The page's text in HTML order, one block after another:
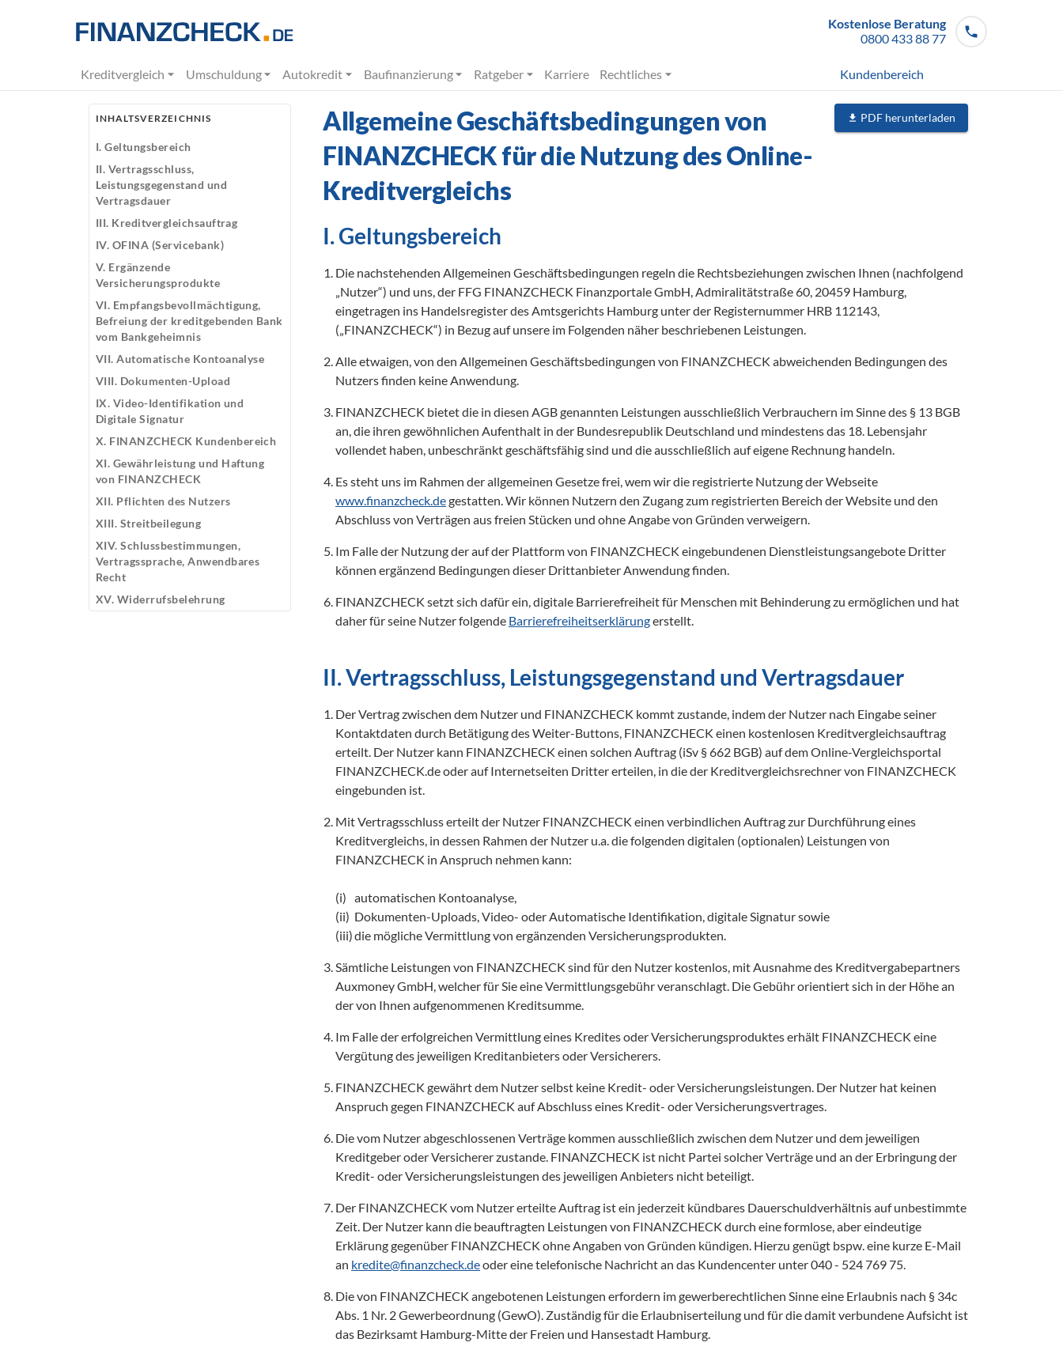
Kostenlose Beratung
0800 433 88 77
Kreditvergleich Umschuldung Autokredit Baufinanzierung Ratgeber Karriere Rechtliches Kundenbereich
INHALTSVERZEICHNIS
I. Geltungsbereich
II. Vertragsschluss,
Leistungsgegenstand und
Vertragsdauer
III. Kreditvergleichsauftrag
IV. OFINA (Servicebank)
V. Ergänzende
Versicherungsprodukte
VI. Empfangsbevollmächtigung,
Befreiung der kreditgebenden Bank
vom Bankgeheimnis
VII. Automatische Kontoanalyse
VIII. Dokumenten-Upload
IX. Video-Identifikation und
Digitale Signatur
X. FINANZCHECK Kundenbereich
XI. Gewährleistung und Haftung
von FINANZCHECK
XII. Pflichten des Nutzers
XIII. Streitbeilegung
XIV. Schlussbestimmungen,
Vertragssprache, Anwendbares
Recht
XV. Widerrufsbelehrung
PDF herunterladen
Allgemeine Geschäftsbedingungen von
FINANZCHECK für die Nutzung des Online-
Kreditvergleichs
I. Geltungsbereich
Die nachstehenden Allgemeinen Geschäftsbedingungen regeln die Rechtsbeziehungen zwischen Ihnen (nachfolgend
„Nutzer“) und uns, der FFG FINANZCHECK Finanzportale GmbH, Admiralitätstraße 60, 20459 Hamburg,
eingetragen ins Handelsregister des Amtsgerichts Hamburg unter der Registernummer HRB 112143,
(„FINANZCHECK“) in Bezug auf unsere im Folgenden näher beschriebenen Leistungen.
Alle etwaigen, von den Allgemeinen Geschäftsbedingungen von FINANZCHECK abweichenden Bedingungen des
Nutzers finden keine Anwendung.
FINANZCHECK bietet die in diesen AGB genannten Leistungen ausschließlich Verbrauchern im Sinne des § 13 BGB
an, die ihren gewöhnlichen Aufenthalt in der Bundesrepublik Deutschland und mindestens das 18. Lebensjahr
vollendet haben, unbeschränkt geschäftsfähig sind und die ausschließlich auf eigene Rechnung handeln.
www.finanzcheck.de gestatten. Wir können Nutzern den Zugang zum registrierten Bereich der Website und den
Abschluss von Verträgen aus freien Stücken und ohne Angabe von Gründen verweigern.
Im Falle der Nutzung der auf der Plattform von FINANZCHECK eingebundenen Dienstleistungsangebote Dritter
können ergänzend Bedingungen dieser Drittanbieter Anwendung finden.
FINANZCHECK setzt sich dafür ein, digitale Barrierefreiheit für Menschen mit Behinderung zu ermöglichen und hat
daher für seine Nutzer folgende Barrierefreiheitserklärung erstellt.
II. Vertragsschluss, Leistungsgegenstand und Vertragsdauer
Der Vertrag zwischen dem Nutzer und FINANZCHECK kommt zustande, indem der Nutzer nach Eingabe seiner
Kontaktdaten durch Betätigung des Weiter-Buttons, FINANZCHECK einen kostenlosen Kreditvergleichsauftrag
erteilt. Der Nutzer kann FINANZCHECK einen solchen Auftrag (iSv § 662 BGB) auf dem Online-Vergleichsportal
FINANZCHECK.de oder auf Internetseiten Dritter erteilen, in die der Kreditvergleichsrechner von FINANZCHECK
eingebunden ist.
Mit Vertragsschluss erteilt der Nutzer FINANZCHECK einen verbindlichen Auftrag zur Durchführung eines
Kreditvergleichs, in dessen Rahmen der Nutzer u.a. die folgenden digitalen (optionalen) Leistungen von
FINANZCHECK in Anspruch nehmen kann:
(i)	automatischen Kontoanalyse,
(ii)	Dokumenten-Uploads, Video- oder Automatische Identifikation, digitale Signatur sowie
(iii)	die mögliche Vermittlung von ergänzenden Versicherungsprodukten.
Sämtliche Leistungen von FINANZCHECK sind für den Nutzer kostenlos, mit Ausnahme des Kreditvergabepartners
Auxmoney GmbH, welcher für Sie eine Vermittlungsgebühr veranschlagt. Die Gebühr orientiert sich in der Höhe an
der von Ihnen aufgenommenen Kreditsumme.
Im Falle der erfolgreichen Vermittlung eines Kredites oder Versicherungsproduktes erhält FINANZCHECK eine
Vergütung des jeweiligen Kreditanbieters oder Versicherers.
FINANZCHECK gewährt dem Nutzer selbst keine Kredit- oder Versicherungsleistungen. Der Nutzer hat keinen
Anspruch gegen FINANZCHECK auf Abschluss eines Kredit- oder Versicherungsvertrages.
Die vom Nutzer abgeschlossenen Verträge kommen ausschließlich zwischen dem Nutzer und dem jeweiligen
Kreditgeber oder Versicherer zustande. FINANZCHECK ist nicht Partei solcher Verträge und an der Erbringung der
Kredit- oder Versicherungsleistungen des jeweiligen Anbieters nicht beteiligt.
Der FINANZCHECK vom Nutzer erteilte Auftrag ist ein jederzeit kündbares Dauerschuldverhältnis auf unbestimmte
Zeit. Der Nutzer kann die beauftragten Leistungen von FINANZCHECK durch eine formlose, aber eindeutige
Erklärung gegenüber FINANZCHECK ohne Angaben von Gründen kündigen. Hierzu genügt bspw. eine kurze E-Mail
an kredite@finanzcheck.de oder eine telefonische Nachricht an das Kundencenter unter 040 - 524 769 75.
Die von FINANZCHECK angebotenen Leistungen erfordern im gewerberechtlichen Sinne eine Erlaubnis nach § 34c
Abs. 1 Nr. 2 Gewerbeordnung (GewO). Zuständig für die Erlaubniserteilung und für die damit verbundene Aufsicht ist
das Bezirksamt Hamburg-Mitte der Freien und Hansestadt Hamburg.